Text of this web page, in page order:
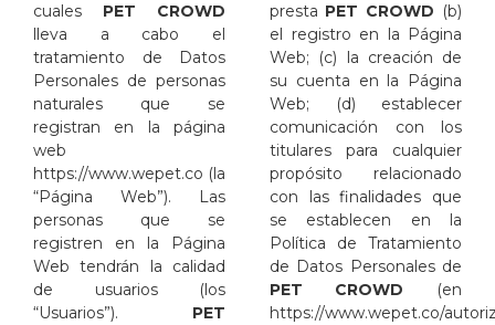
cuales PET CROWD
lleva a cabo el
tratamiento de Datos
Personales de personas
naturales que se
registran en la página
web
https://www.wepet.co (la
“Página Web”). Las
personas que se
registren en la Página
Web tendrán la calidad
de usuarios (los
“Usuarios”). PET
presta PET CROWD (b)
el registro en la Página
Web; (c) la creación de
su cuenta en la Página
Web; (d) establecer
comunicación con los
titulares para cualquier
propósito relacionado
con las finalidades que
se establecen en la
Política de Tratamiento
de Datos Personales de
PET CROWD (en
https://www.wepet.co/